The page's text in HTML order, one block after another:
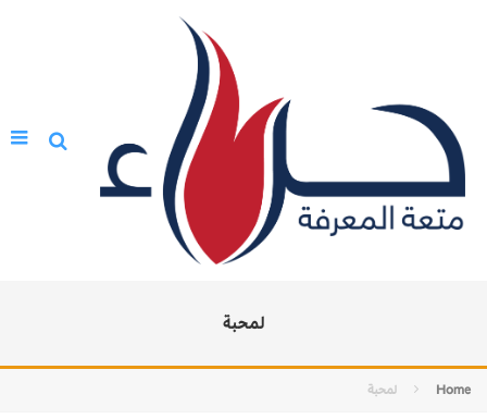
لمحبة
Home لمحبة